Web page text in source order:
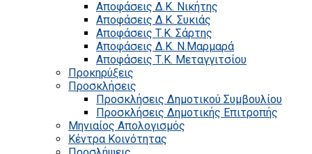
Αποφάσεις Δ.Κ. Νικήτης
Αποφάσεις Δ.Κ. Συκιάς
Αποφάσεις Τ.Κ. Σάρτης
Αποφάσεις Δ.Κ. Ν.Μαρμαρά
Αποφάσεις Τ.Κ. Μεταγγιτσίου
Προκηρύξεις
Προσκλήσεις
Προσκλήσεις Δημοτικού Συμβουλίου
Προσκλήσεις Δημοτικής Επιτροπής
Μηνιαίος Απολογισμός
Κέντρα Κοινότητας